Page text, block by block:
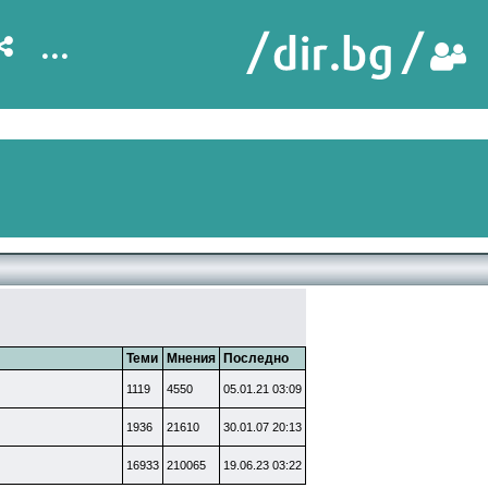
...
Теми Мнения
Последно
1119 4550 05.01.21 03:09
1936 21610 30.01.07 20:13
16933 210065 19.06.23 03:22